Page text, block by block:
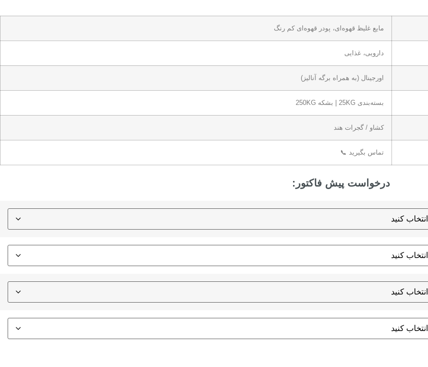
مایع غلیظ قهوه‌ای، پودر قهوه‌ای کم رنگ
دارویی، غذایی
اورجینال (به همراه برگه آنالیز)
بسته‌بندی 25KG | بشکه 250KG
کشاو / گجرات هند
تماس بگیرید 📞
درخواست پیش فاکتور: